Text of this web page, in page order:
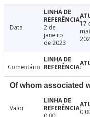
Data
2 de
janeiro
de 2023
17
Comentário
Of whom associated
Valor